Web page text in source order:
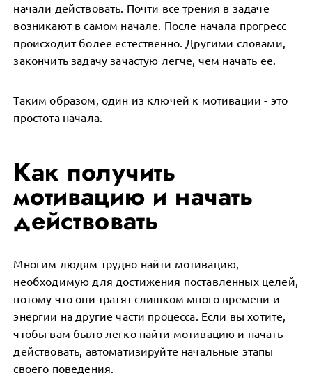
начали действовать. Почти все трения в задаче
возникают в самом начале. После начала прогресс
происходит более естественно. Другими словами,
закончить задачу зачастую легче, чем начать ее.
Таким образом, один из ключей к мотивации - это
простота начала.
Как получить
мотивацию и начать
действовать
Многим людям трудно найти мотивацию,
необходимую для достижения поставленных целей,
потому что они тратят слишком много времени и
энергии на другие части процесса. Если вы хотите,
чтобы вам было легко найти мотивацию и начать
действовать, автоматизируйте начальные этапы
своего поведения.